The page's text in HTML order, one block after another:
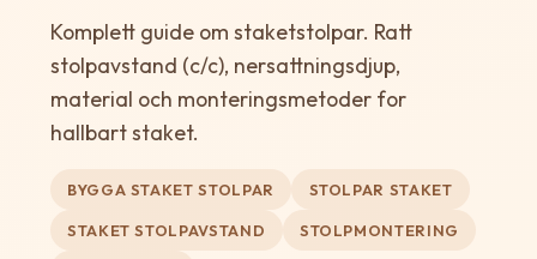
Komplett guide om staketstolpar. Ratt
stolpavstand (c/c), nersattningsdjup,
material och monteringsmetoder for
hallbart staket.
BYGGA STAKET STOLPAR STOLPAR STAKET
STAKET STOLPAVSTAND STOLPMONTERING